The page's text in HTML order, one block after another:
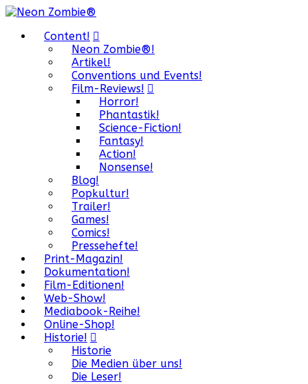
Content!
Neon Zombie®!
Artikel!
Conventions und Events!
Film-Reviews!
Horror!
Phantastik!
Science-Fiction!
Fantasy!
Action!
Nonsense!
Blog!
Popkultur!
Trailer!
Games!
Comics!
Pressehefte!
Print-Magazin!
Dokumentation!
Film-Editionen!
Web-Show!
Mediabook-Reihe!
Online-Shop!
Historie!
Historie
Die Medien über uns!
Die Leser!